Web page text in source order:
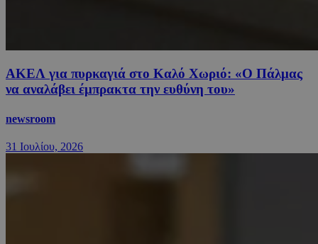
ΑΚΕΛ για πυρκαγιά στο Καλό Χωριό: «Ο Πάλμας
να αναλάβει έμπρακτα την ευθύνη του»
newsroom
31 Ιουλίου, 2026